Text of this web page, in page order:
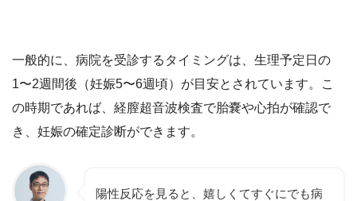
一般的に、病院を受診するタイミングは、 生理予定日の
1〜2週間後（妊娠5〜6週頃）が目安とされています。こ
の時期であれば、経膣超音波検査で胎嚢や心拍が確認で
き、妊娠の確定診断ができます。
陽性反応を見ると、嬉しくてすぐにでも病